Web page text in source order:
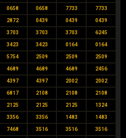
0658 0658 7733 7733
2872 0439 0439 0439
3703 3703 3703 6245
3423 3423 0164 0164
5754 2509 2509 2509
4689 4689 4689 2456
4397 4397 2002 2002
6817 2108 2108 2108
2125 2125 2125 1324
3356 3356 1483 1483
7468 3516 3516 3516